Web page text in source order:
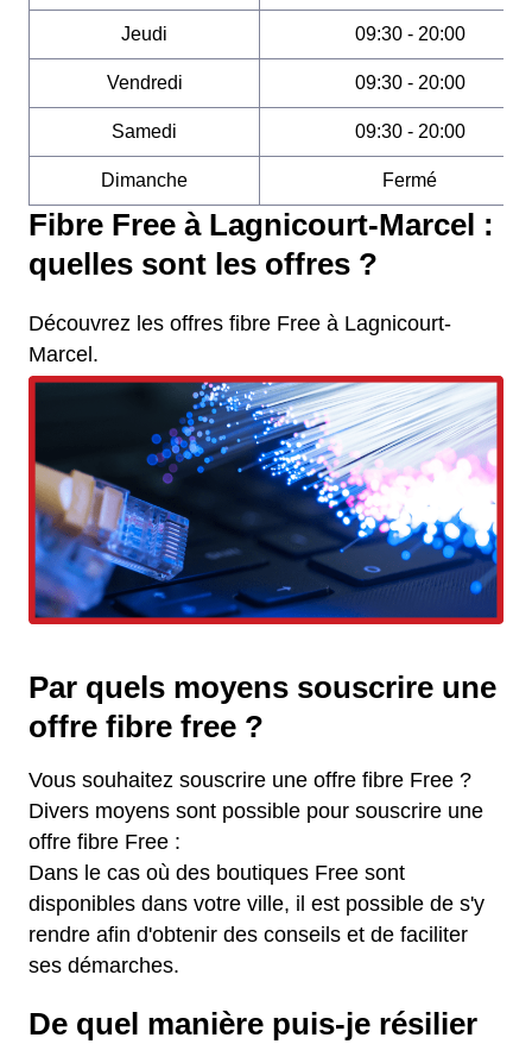
Jeudi 09:30 - 20:00
Vendredi 09:30 - 20:00
Samedi 09:30 - 20:00
Dimanche Fermé
Fibre Free à Lagnicourt-Marcel :
quelles sont les offres ?
Découvrez les offres fibre Free à Lagnicourt-
Marcel.
Par quels moyens souscrire une
offre fibre free ?
Vous souhaitez souscrire une offre fibre Free ?
Divers moyens sont possible pour souscrire une
offre fibre Free :
Dans le cas où des boutiques Free sont
disponibles dans votre ville, il est possible de s'y
rendre afin d'obtenir des conseils et de faciliter
ses démarches.
De quel manière puis-je résilier